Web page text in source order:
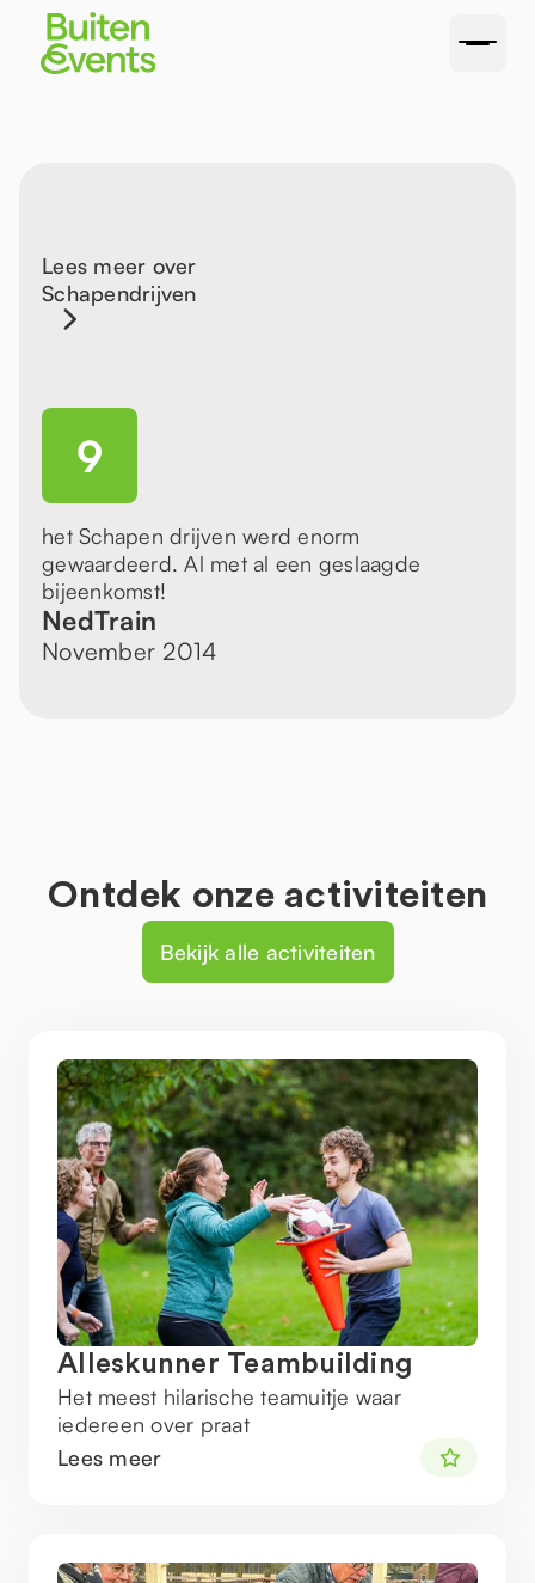
Lees meer over
Schapendrijven
9
het Schapen drijven werd enorm
gewaardeerd. Al met al een geslaagde
bijeenkomst!
NedTrain
November 2014
Ontdek onze activiteiten
Bekijk alle activiteiten
Alleskunner Teambuilding
Het meest hilarische teamuitje waar
iedereen over praat
Lees meer